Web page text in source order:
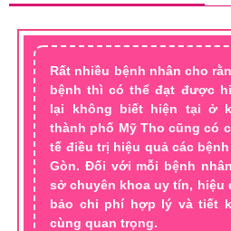
Rất nhiều bệnh nhân cho
bệnh thì có thể đạt được
lại không biết hiện tại ở
thành phố Mỹ Tho cũng có
tế điều trị hiệu quả các
Gòn. Đối với mỗi bệnh
sở chuyên khoa uy tín, hiệu
bảo chi phí hợp lý và tiết
cùng quan trọng.